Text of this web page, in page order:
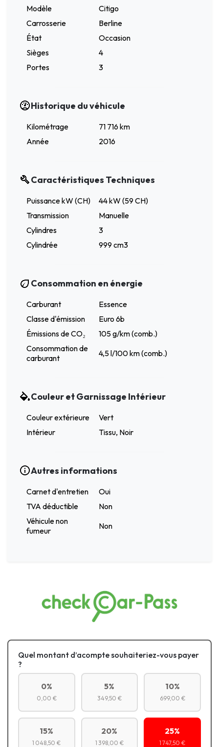
Modèle
Citigo
Carrosserie
Berline
État
Occasion
Sièges
4
Portes
3
Historique du véhicule
Kilométrage
71 716 km
Année
2016
Caractéristiques Techniques
Puissance kW (CH)
44 kW (59 CH)
Transmission
Manuelle
Cylindres
3
Cylindrée
999 cm3
Consommation en énergie
Carburant
Essence
Classe d'émission
Euro 6b
Émissions de CO₂
105 g/km (comb.)
Consommation de
carburant
4,5 l/100 km (comb.)
Couleur et Garnissage Intérieur
Couleur extérieure
Vert
Intérieur
Tissu, Noir
Autres informations
Carnet d'entretien
Oui
TVA déductible
Non
Véhicule non
fumeur
Non
Quel montant d’acompte souhaiteriez-vous payer
?
0%
0,00 €
5%
349,50 €
10%
699,00 €
15%
1 048,50 €
20%
1 398,00 €
25%
1 747,50 €